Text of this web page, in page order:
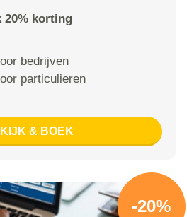
20% korting
bedrijven
particulieren
& BOEK
-20%